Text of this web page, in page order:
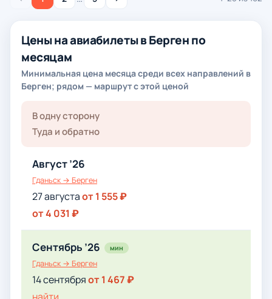
Цены на авиабилеты в Берген по
месяцам
Минимальная цена месяца среди всех направлений в
Берген; рядом — маршрут с этой ценой
В одну сторону
Туда и обратно
Август ’26
Гданьск → Берген
27 августаот 1 555 ₽
от 4 031 ₽
Сентябрь ’26 мин
Гданьск → Берген
14 сентябряот 1 467 ₽